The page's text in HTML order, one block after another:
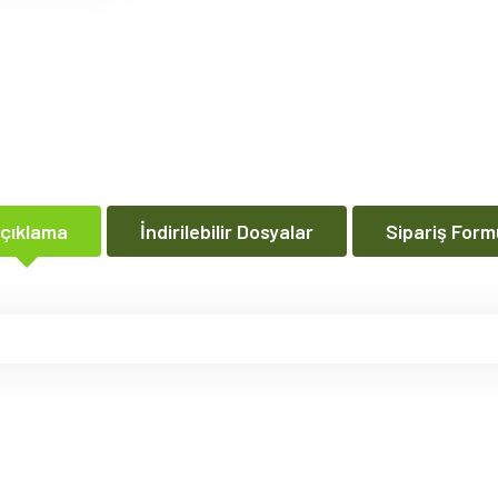
İndirilebilir Dosyalar Sipariş